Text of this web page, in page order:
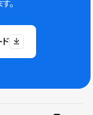
。